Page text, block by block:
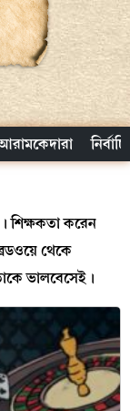
শিক্ষকতা করেন
থেকে
ভালবেসেই।